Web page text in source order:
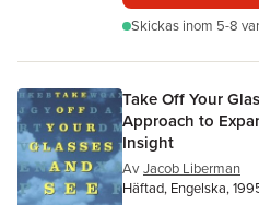
Skickas inom 5-8
Take Off Your
Approach to
Insight
Av Jacob Liberman
Häftad, Engelska,